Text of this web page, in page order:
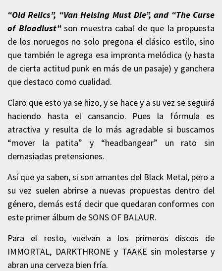
“Old Relics”, “Van Helsing Must Die”, and “The Curse
of Bloodlust” son muestra cabal de que la propuesta
de los noruegos no solo pregona el clásico estilo, sino
que también le agrega esa impronta melódica (y hasta
de cierta actitud punk en más de un pasaje) y ganchera
que destaco como cualidad.
Claro que esto ya se hizo, y se hace y a su vez se seguirá
haciendo hasta el cansancio. Pues la fórmula es
atractiva y resulta de lo más agradable si buscamos
“mover la patita” y “headbangear” un rato sin
demasiadas pretensiones.
Así que ya saben, si son amantes del Black Metal, pero a
su vez suelen abrirse a nuevas propuestas dentro del
género, demás está decir que quedaran conformes con
este primer álbum de SONS OF BALAUR.
Para el resto, vuelvan a los primeros discos de
IMMORTAL, DARKTHRONE y TAAKE sin molestarse y
abran una cerveza bien fría.